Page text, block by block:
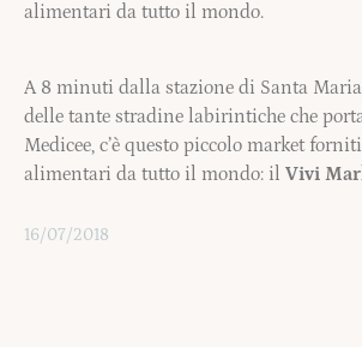
alimentari da tutto il mondo.
A 8 minuti dalla stazione di Santa
delle tante stradine labirintiche che
Medicee, c’è questo piccolo market
alimentari da tutto il mondo: il Vivi
16/07/2018